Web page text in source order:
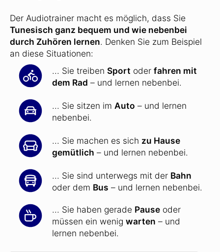
Der Audiotrainer macht es möglich, dass Sie
Tunesisch ganz bequem und wie nebenbei
durch Zuhören lernen. Denken Sie zum Beispiel
an diese Situationen:
... Sie treiben Sport oder fahren mit
dem Rad – und lernen nebenbei.
... Sie sitzen im Auto – und lernen
nebenbei.
... Sie machen es sich zu Hause
gemütlich – und lernen nebenbei.
... Sie sind unterwegs mit der Bahn
oder dem Bus – und lernen nebenbei.
... Sie haben gerade Pause oder
müssen ein wenig warten – und
lernen nebenbei.